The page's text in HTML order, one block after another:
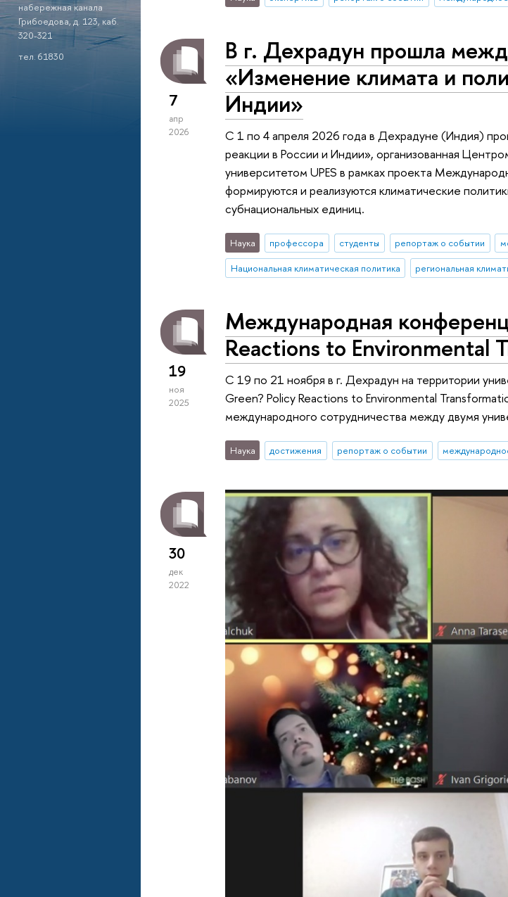
набережная канала
Грибоедова, д. 123, каб.
320-321
тел. 61830
7
апр
2026
В г. Дехрадун прошла
«Изменение климата и
Индии»
С 1 по 4 апреля 2026 года в Дехрадуне (Индия)
реакции в России и Индии», организованная
университетом UPES в рамках проекта
формируются и реализуются климатические
субнациональных единиц.
Наука профессора студенты репортаж о событии
Национальная климатическая политика
региональная
19
ноя
2025
Международная
Reactions to Environmental
С 19 по 21 ноября в г. Дехрадун на территории
Green? Policy Reactions to Environmental
международного сотрудничества между двумя
Наука достижения репортаж о событии
30
дек
2022